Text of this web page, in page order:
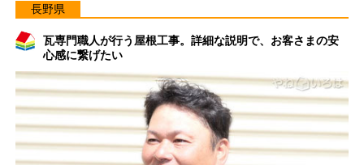
長野県
瓦専門職人が行う屋根工事。詳細な説明で、お客さまの安
心感に繋げたい